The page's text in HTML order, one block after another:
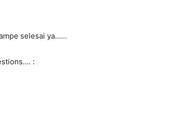
selesai ya……
: